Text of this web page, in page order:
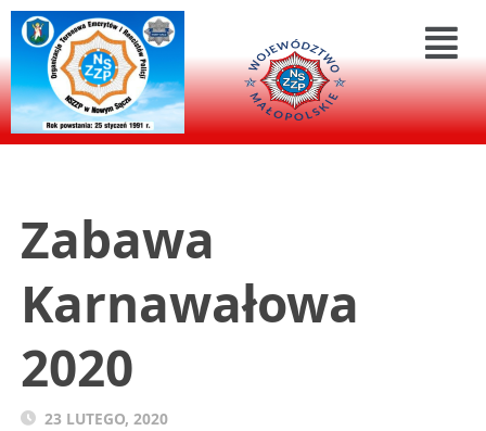
Zabawa
Karnawałowa
2020
23 LUTEGO, 2020